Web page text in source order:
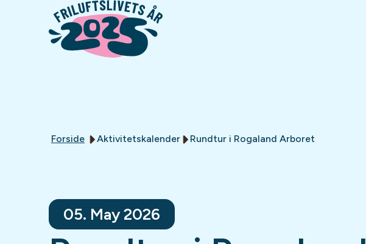
Forside Aktivitetskalender Rundtur i Rogaland Arboret
05. May 2026